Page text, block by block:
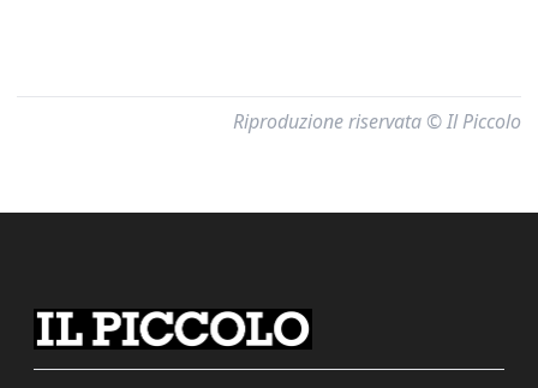
Riproduzione riservata © Il Piccolo